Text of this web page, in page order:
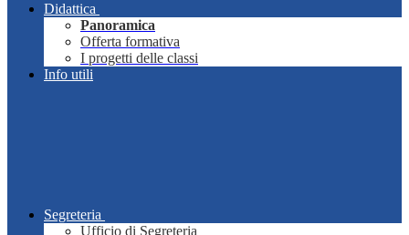
Didattica
Panoramica
Offerta formativa
I progetti delle classi
Info utili
Segreteria
Ufficio di Segreteria